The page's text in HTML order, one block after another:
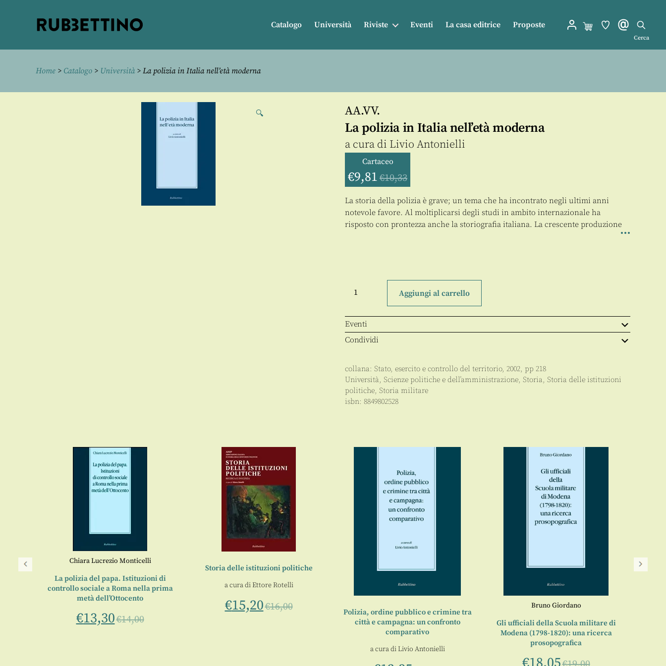
Catalogo Università Riviste Eventi La casa editrice Proposte
Cerca
Home > Catalogo > Università> La polizia in Italia nell’età moderna
🔍 AA.VV.
La polizia in Italia nell’età moderna
a cura di Livio Antonielli
Cartaceo
€9,81 €10,33
La storia della polizia è grave; un tema che ha incontrato negli ultimi anni
notevole favore. Al moltiplicarsi degli studi in ambito internazionale ha
risposto con prontezza anche la storiografia italiana. La crescente produzione
polizia
nell'età
moderna
quantità
Aggiungi al carrello
Eventi
Condividi
collana: Stato, esercito e controllo del territorio, 2002, pp 218
Università, Scienze politiche e dell’amministrazione, Storia, Storia delle istituzioni
politiche, Storia militare
isbn: 8849802528
Chiara Lucrezio Monticelli
La polizia del papa. Istituzioni di
controllo sociale a Roma nella prima
metà dell’Ottocento
€13,30€14,00
Storia delle istituzioni politiche
a cura diEttore Rotelli
€15,20€16,00
Polizia, ordine pubblico e crimine tra
città e campagna: un confronto
comparativo
a cura diLivio Antonielli
Bruno Giordano
Gli ufficiali della Scuola militare di
Modena (1798-1820): una ricerca
prosopografica